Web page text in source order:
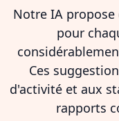
Notre IA
pour
Ces
d'activité et aux
rapports